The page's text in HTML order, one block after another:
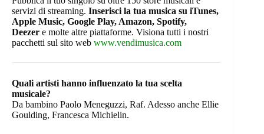
servizi di streaming. Inserisci la tua musica su iTunes,
Apple Music, Google Play, Amazon, Spotify,
Deezer e molte altre piattaforme. Visiona tutti i nostri
pacchetti sul sito web www.vendimusica.com
Quali artisti hanno influenzato la tua scelta
musicale?
Da bambino Paolo Meneguzzi, Raf. Adesso anche Ellie
Goulding, Francesca Michielin.